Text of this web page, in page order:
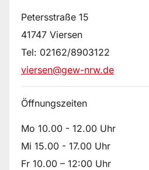
Petersstraße 15
41747 Viersen
Tel: 02162/8903122
viersen@gew-nrw.de
Öffnungszeiten
Mo 10.00 - 12.00 Uhr
Mi 15.00 - 17.00 Uhr
Fr 10.00 – 12:00 Uhr